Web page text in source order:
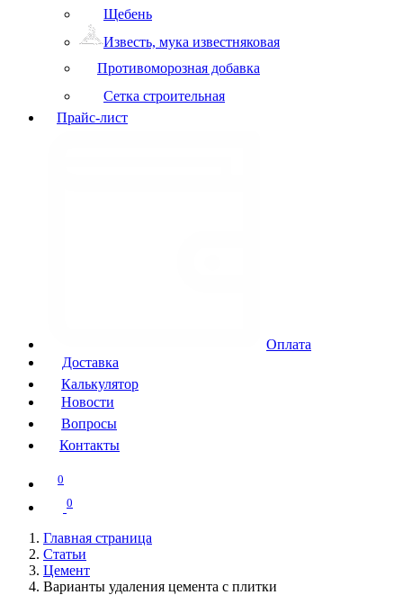
Щебень
Известь, мука известняковая
Противоморозная добавка
Сетка строительная
Прайс-лист
Оплата
Доставка
Калькулятор
Новости
Вопросы
Контакты
0
0
Главная страница
Статьи
Цемент
Варианты удаления цемента с плитки